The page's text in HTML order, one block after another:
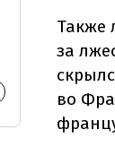
Также
за
во